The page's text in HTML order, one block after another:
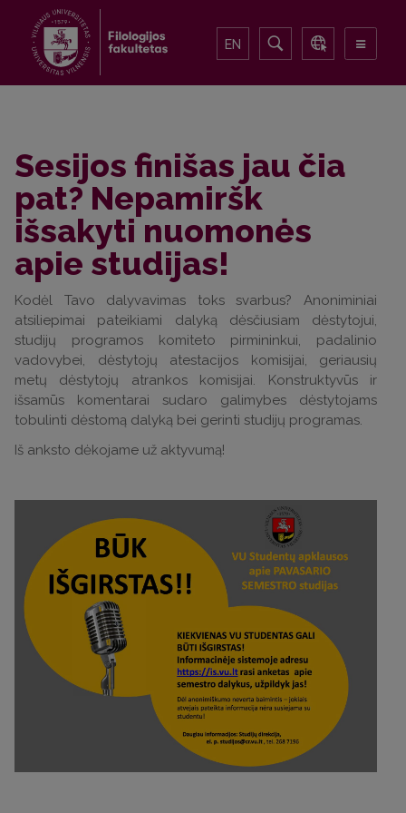
EN
Sesijos finišas jau čia
pat? Nepamiršk
išsakyti nuomonės
apie studijas!
Kodėl Tavo dalyvavimas toks svarbus? Anoniminiai
atsiliepimai pateikiami dalyką dėsčiusiam dėstytojui,
studijų programos komiteto pirmininkui, padalinio
vadovybei, dėstytojų atestacijos komisijai, geriausių
metų dėstytojų atrankos komisijai. Konstruktyvūs ir
išsamūs komentarai sudaro galimybes dėstytojams
tobulinti dėstomą dalyką bei gerinti studijų programas.
Iš anksto dėkojame už aktyvumą!